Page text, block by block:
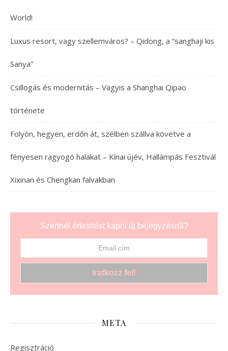
World!
Luxus resort, vagy szellemváros? – Qidong, a “sanghaji kis
Sanya”
Csillogás és modernitás – Vagyis a Shanghai Qipao
története
Folyón, hegyen, erdőn át, szélben szállva követve a
fényesen ragyogó halakat – Kínai újév, Hallámpás Fesztivál
Xixinan és Chengkan falvakban
Szertnél értesítést kapni új bejegyzésről?
META
Regisztráció